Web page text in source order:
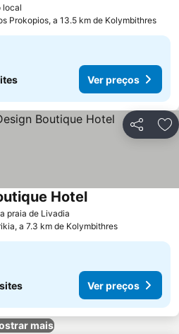
local
Prokopios, a 13.5 km de Kolymbithres
Ver preços
Partilhar
praia de Livadia
Hotel
a 7.3 km de Kolymbithres
Ver preços
mais